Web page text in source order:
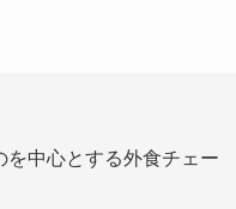
中心とする外食チェー